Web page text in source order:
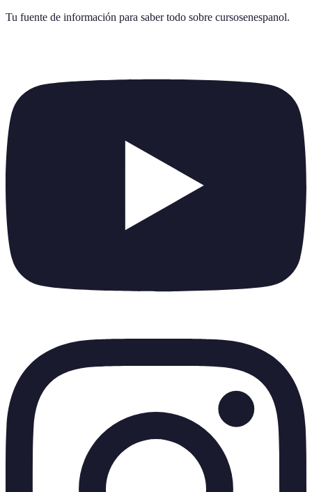
Tu fuente de información para saber todo sobre cursosenespanol.